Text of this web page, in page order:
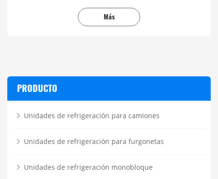
PRODUCTO
Unidades de refrigeración para camiones
Unidades de refrigeración para furgonetas
Unidades de refrigeración monobloque
Más